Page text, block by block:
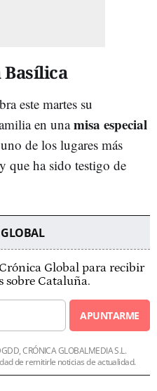
Basílica
este martes su
en unamisa especial
de los lugares más
que ha sido testigo de
Global para recibir
sobre Cataluña.
APUNTARME
CRÓNICA GLOBALMEDIA S.L.
de remitirle noticias de actualidad.